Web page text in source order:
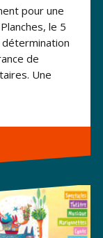
pour une
le 5
détermination
de
Une